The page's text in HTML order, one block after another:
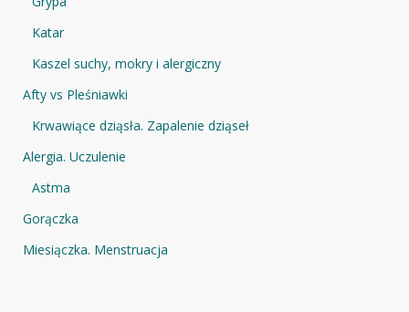
Katar
Kaszel suchy, mokry i alergiczny
Afty vs Pleśniawki
Krwawiące dziąsła. Zapalenie dziąseł
Alergia. Uczulenie
Astma
Gorączka
Miesiączka. Menstruacja